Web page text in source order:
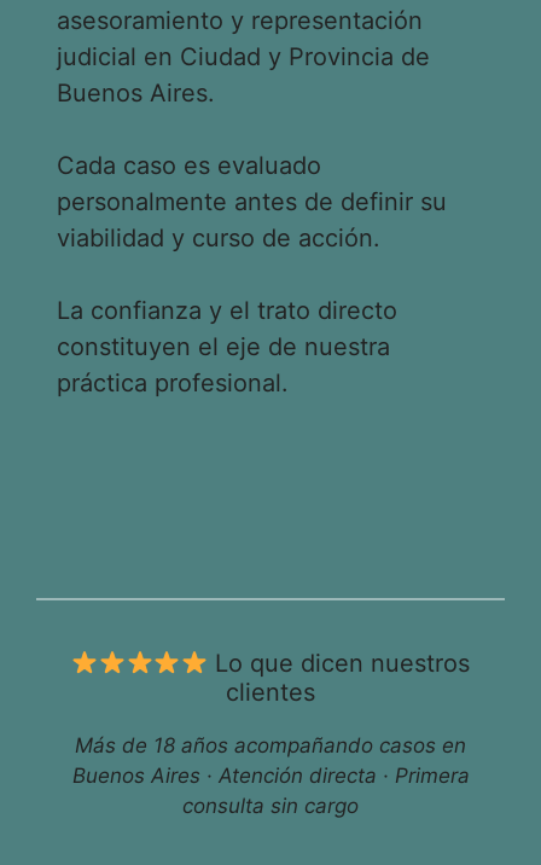
asesoramiento y representación
judicial en Ciudad y Provincia de
Buenos Aires.
Cada caso es evaluado
personalmente antes de definir su
viabilidad y curso de acción.
La confianza y el trato directo
constituyen el eje de nuestra
práctica profesional.
Lo que dicen nuestros
clientes
Más de 18 años acompañando casos en
Buenos Aires · Atención directa · Primera
consulta sin cargo